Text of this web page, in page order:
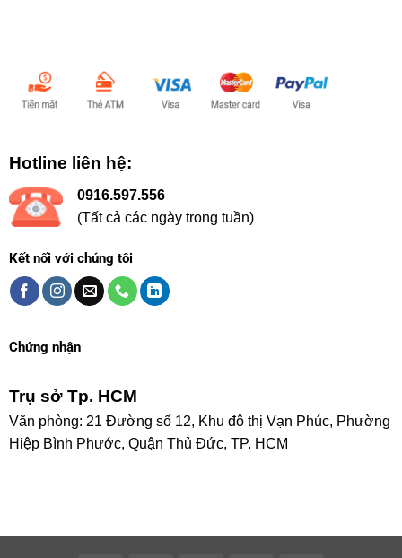
Hotline liên hệ:
0916.597.556
(Tất cả các ngày trong tuần)
Kết nối với chúng tôi
Chứng nhận
Trụ sở Tp. HCM
Văn phòng: 21 Đường số 12, Khu đô thị Vạn Phúc, Phường
Hiệp Bình Phước, Quận Thủ Đức, TP. HCM